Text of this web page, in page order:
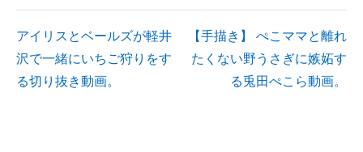
投
稿
アイリスとベールズが軽井
沢で一緒にいちご狩りをす
る切り抜き動画。
【手描き】 ぺこママと離れ
たくない野うさぎに嫉妬す
る兎田ぺこら動画。